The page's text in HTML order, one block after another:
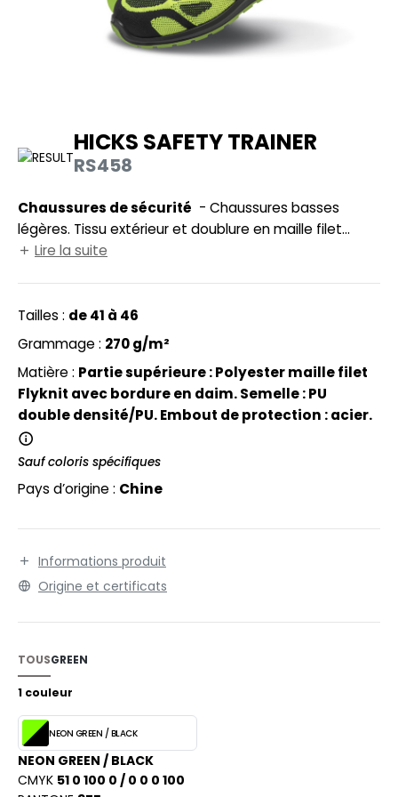
DE SERIE
DE MAISON
IN EUROPE
LABEL / TEAR AWAY
SHOPPING
VETEMENTS
YOUR BRAND
SI ON L'APPELAIT FRANCIS
HALES
ROW
OF THE LOOM
- BLANKS
HICKS SAFETY TRAINER
RS458
Chaussures de sécurité
légères. Tissu extérieur et doublure en maille filet
respirant. Languette matelassée. Certifiées : EN ISO
antidérapant. Semelle intérieure de rechange. Embout
de protection en acier. Résistant à l’huile. Languettes
arrières "chausse-pieds". Chaussures tige basse au
look sportif.
Lire la suite
Tailles : de 41 à 46
Grammage : 270 g/m²
Matière : Partie supérieure : Polyester maille filet
Flyknit avec bordure en daim. Semelle : PU
double densité/PU. Embout de protection : acier.
Sauf coloris spécifiques
Pays d’origine : Chine
Informations produit
Origine et certificats
TOUSGREEN
1 couleur
NEON GREEN / BLACK
NEON GREEN / BLACK
CMYK 51 0 100 0 / 0 0 0 100